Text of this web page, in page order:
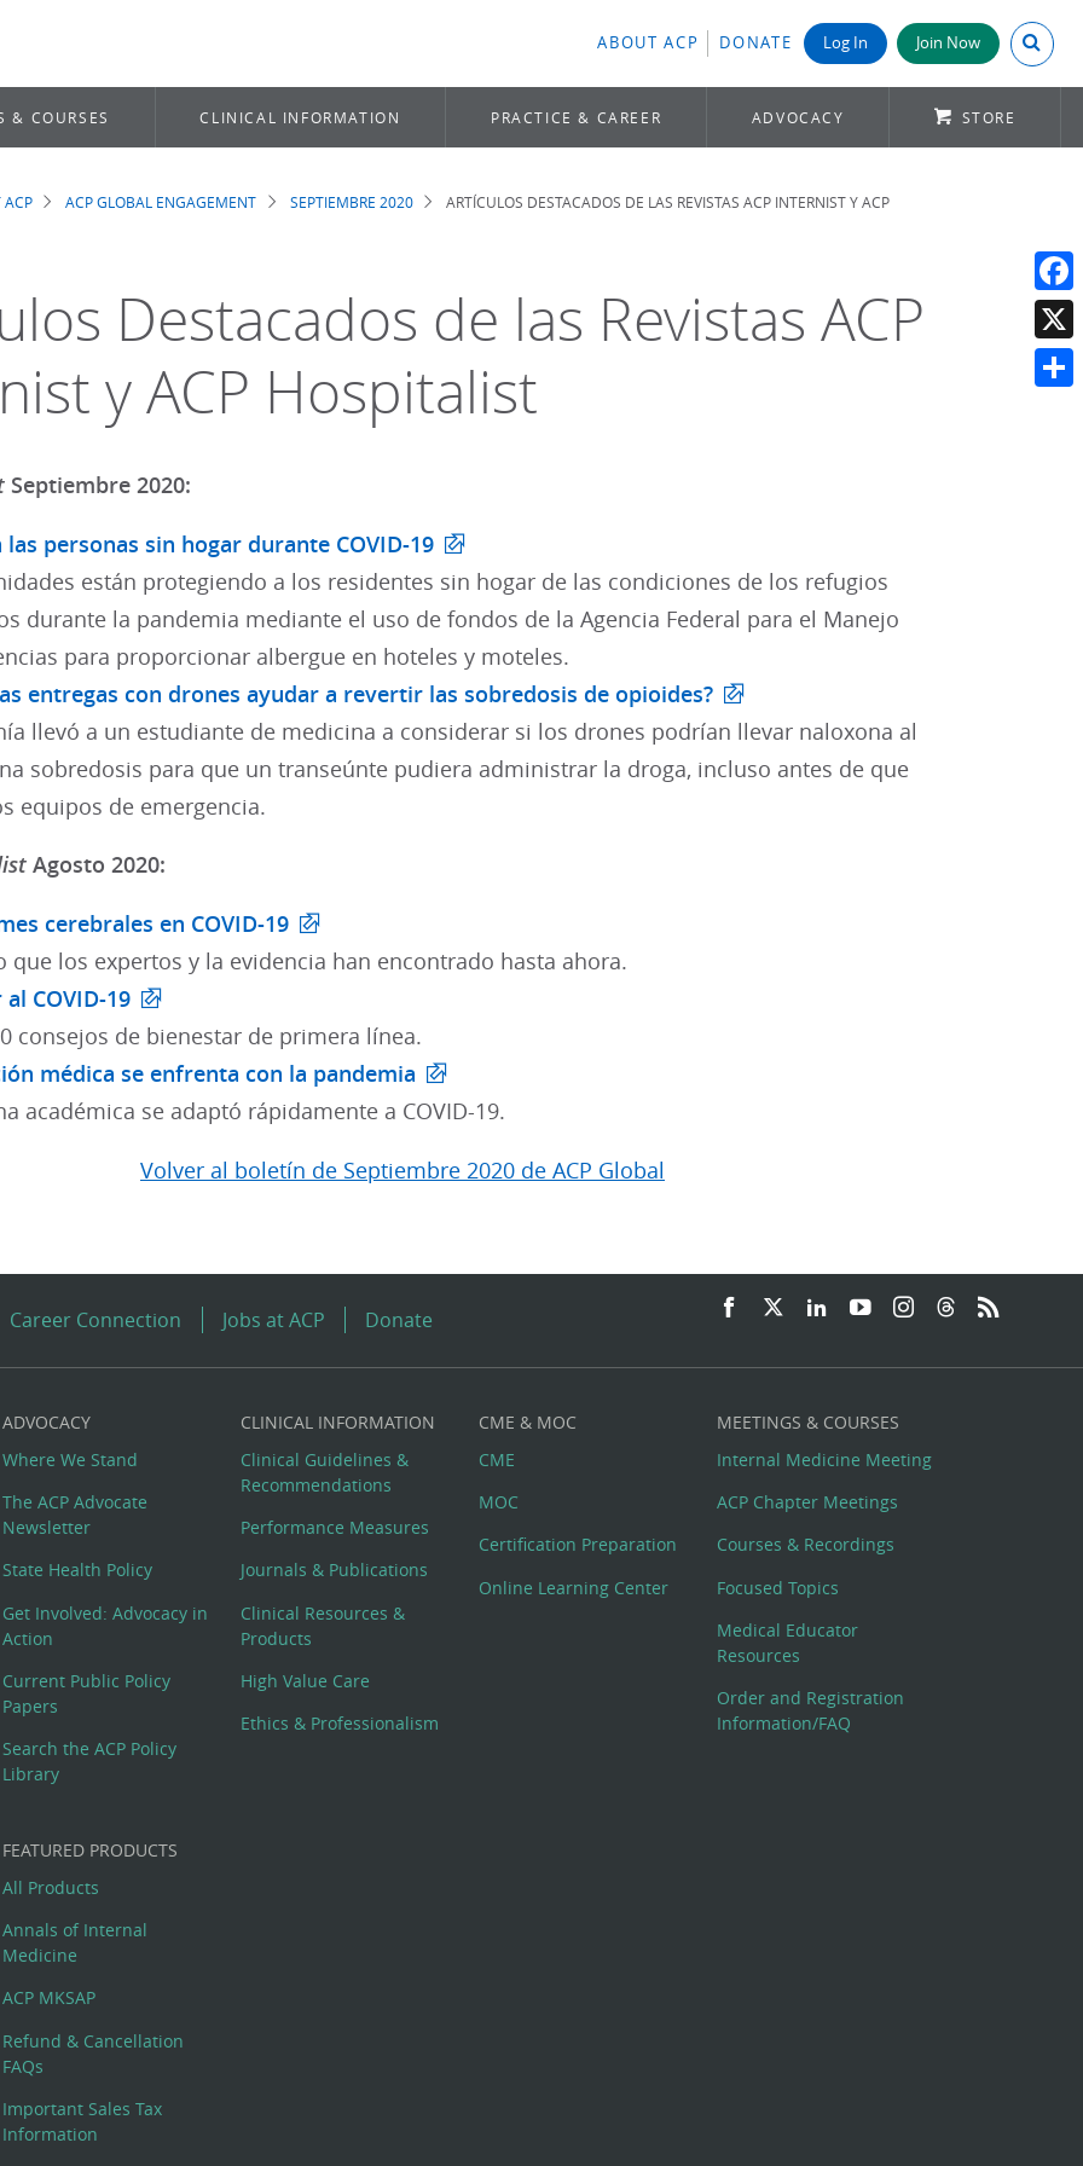
ABOUT ACP DONATE Log In Join Now Search
& COURSES CLINICAL INFORMATION PRACTICE & CAREER ADVOCACY STORE
ACP ACP GLOBAL ENGAGEMENT SEPTIEMBRE 2020
ARTÍCULOS DESTACADOS DE LAS REVISTAS ACP INTERNIST Y ACP
Destacados de las Revistas ACP
y ACP Hospitalist
Septiembre 2020:
las personas sin hogar durante COVID-19
están protegiendo a los residentes sin hogar de las condiciones de los refugios
durante la pandemia mediante el uso de fondos de la Agencia Federal para el Manejo
para proporcionar albergue en hoteles y moteles.
entregas con drones ayudar a revertir las sobredosis de opioides?
llevó a un estudiante de medicina a considerar si los drones podrían llevar naloxona al
sobredosis para que un transeúnte pudiera administrar la droga, incluso antes de que
equipos de emergencia.
Agosto 2020:
cerebrales en COVID-19
que los expertos y la evidencia han encontrado hasta ahora.
COVID-19
consejos de bienestar de primera línea.
médica se enfrenta con la pandemia
académica se adaptó rápidamente a COVID-19.
Volver al boletín de Septiembre 2020 de ACP Global
X
Career Connection Jobs at ACP Donate
ADVOCACY
Where We Stand
The ACP Advocate
Newsletter
State Health Policy
Get Involved: Advocacy in
Action
Current Public Policy
Papers
Search the ACP Policy
Library
CLINICAL INFORMATION
Clinical Guidelines &
Recommendations
Performance Measures
Journals & Publications
Clinical Resources &
Products
High Value Care
Ethics & Professionalism
CME & MOC
CME
MOC
Certification Preparation
Online Learning Center
MEETINGS & COURSES
Internal Medicine Meeting
ACP Chapter Meetings
Courses & Recordings
Focused Topics
Medical Educator
Resources
Order and Registration
Information/FAQ
FEATURED PRODUCTS
All Products
Annals of Internal
Medicine
ACP MKSAP
Refund & Cancellation
FAQs
Important Sales Tax
Information